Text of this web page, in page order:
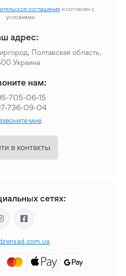
соглашениеи согласен с
условиями
адрес:
Полтавская область,
Украина
нам:
705-06-15
736-09-04
мне
в контакты
сетях: